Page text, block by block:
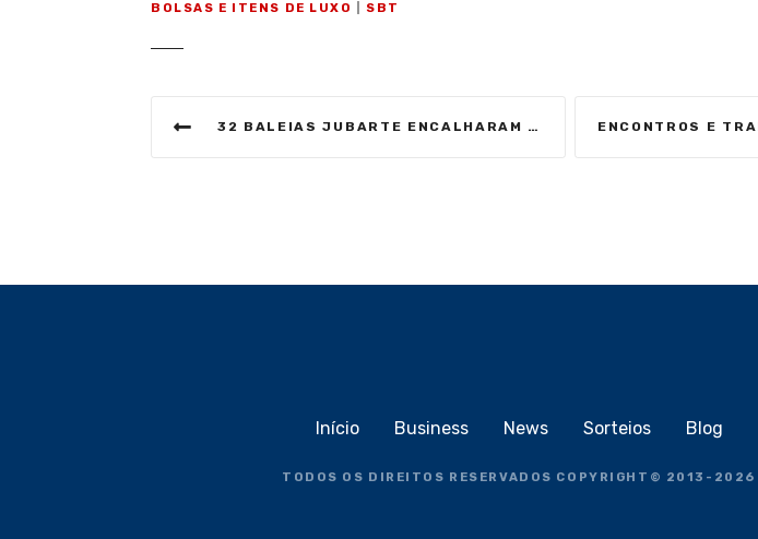
BOLSAS E ITENS DE LUXO
SBT
g
32 BALEIAS JUBARTE ENCALHARAM NO BRASIL NESTE ANO
Início Business News Sorteios Blog
TODOS OS DIREITOS RESERVADOS COPYRIGHT © 2013-2026